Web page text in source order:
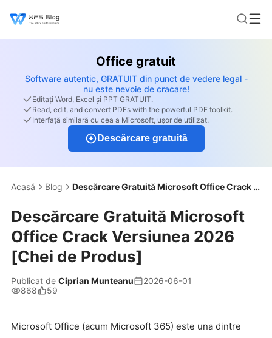
Office gratuit
Software autentic, GRATUIT din punct de vedere legal -
nu este nevoie de cracare!
Editați Word, Excel și PPT GRATUIT.
Read, edit, and convert PDFs with the powerful PDF toolkit.
Interfață similară cu cea a Microsoft, ușor de utilizat.
Descărcare gratuită
Acasă Blog Descărcare Gratuită Microsoft Office Crack Versiunea 2026 [Chei de Produs]
Descărcare Gratuită Microsoft
Office Crack Versiunea 2026
[Chei de Produs]
Publicat de Ciprian Munteanu
2026-06-01
868
59
Microsoft Office (acum Microsoft 365) este una dintre